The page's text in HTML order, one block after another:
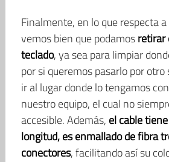
Finalmente, en lo que respecta
vemos bien que podamosretirar
teclado, ya sea para limpiar
por si queremos pasarlo por
ir al lugar donde lo tengamos
nuestro equipo, el cual no
accesible. Además, el cable
longitud, es enmallado de fibra
conectores, facilitando así su